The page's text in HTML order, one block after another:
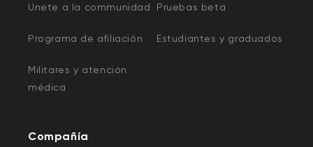
Unete a la communidad Pruebas beta
Programa de afiliación Estudiantes y graduados
Militares y atención
médica
Compañía